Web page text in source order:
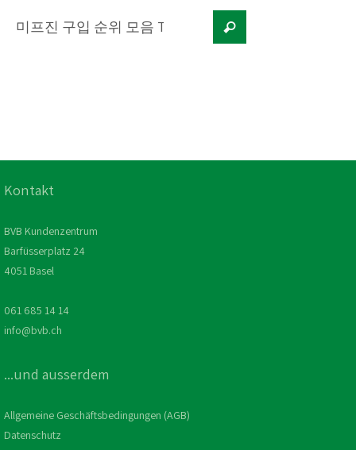
Kontakt
BVB Kundenzentrum
Barfüsserplatz 24
4051 Basel
061 685 14 14
info@bvb.ch
...und ausserdem
Allgemeine Geschäftsbedingungen (AGB)
Datenschutz